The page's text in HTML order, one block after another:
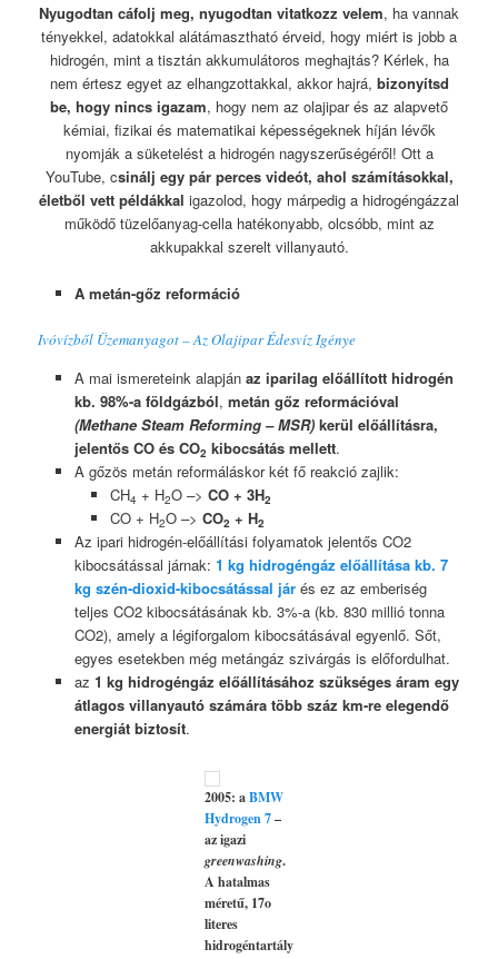
Nyugodtan cáfolj meg, nyugodtan vitatkozz velem, ha vannak
tényekkel, adatokkal alátámasztható érveid, hogy miért is jobb a
hidrogén, mint a tisztán akkumulátoros meghajtás? Kérlek, ha
nem értesz egyet az elhangzottakkal, akkor hajrá, bizonyítsd
be, hogy nincs igazam, hogy nem az olajipar és az alapvető
kémiai, fizikai és matematikai képességeknek híján lévők
nyomják a süketelést a hidrogén nagyszerűségéről! Ott a
YouTube, csinálj egy pár perces videót, ahol számításokkal,
életből vett példákkal igazolod, hogy márpedig a hidrogéngázzal
működő tüzelőanyag-cella hatékonyabb, olcsóbb, mint az
akkupakkal szerelt villanyautó.
A metán-gőz reformáció
Ivóvízből Üzemanyagot – Az Olajipar Édesvíz Igénye
A mai ismereteink alapján az iparilag előállított hidrogén
kb. 98%-a földgázból, metán gőz reformációval
(Methane Steam Reforming – MSR)kerül előállításra,
jelentős CO és CO2 kibocsátás mellett.
A gőzös metán reformáláskor két fő reakció zajlik:
CH4 + H2O–> CO + 3H2
CO + H2O–> CO2 + H2
Az ipari hidrogén-előállítási folyamatok jelentős CO2
kibocsátással járnak: 1 kg hidrogéngáz előállítása kb. 7
kg szén-dioxid-kibocsátással járés ez az emberiség
teljes CO2 kibocsátásának kb. 3%-a (kb. 830 millió tonna
CO2), amely a légiforgalom kibocsátásával egyenlő. Sőt,
egyes esetekben még metángáz szivárgás is előfordulhat.
az 1 kg hidrogéngáz előállításához szükséges áram egy
átlagos villanyautó számára több száz km-re elegendő
energiát biztosít.
2005: aBMW
Hydrogen 7–
az igazi
greenwashing.
A hatalmas
méretű, 17o
literes
hidrogéntartály